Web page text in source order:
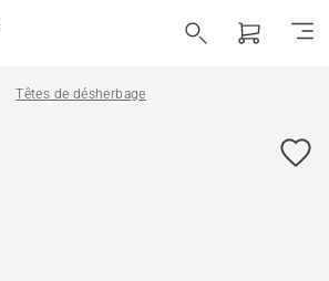
Têtes de désherbage